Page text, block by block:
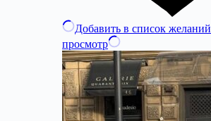
Добавить в список желаний
просмотр